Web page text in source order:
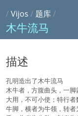
/Vijos / 题库/
木牛流马
描述
孔明造出了木牛流马
木牛者，方腹曲头，一
大用，不可小使；特行
牛脚，横者为牛领，转